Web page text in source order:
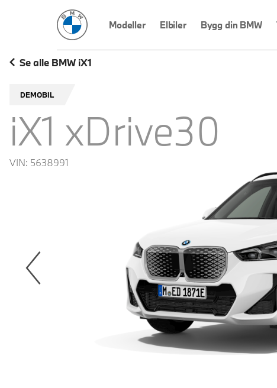
BMW Norge
Modeller Elbiler Bygg din BMW
Se alle BMW iX1
DEMOBIL
iX1 xDrive30
VIN: 5638991